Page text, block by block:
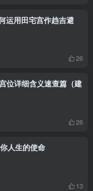
运用田宅宫作趋吉避
26
位详细含义速查篇（建
26
人生的使命
13